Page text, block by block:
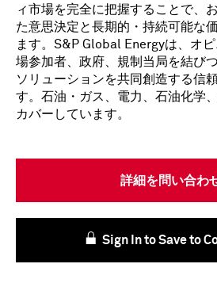
ィ市場を完全に把握することで、
た意思決定と長期的・持続可能な
ます。S&P Global Energyは、オ
場参加者、政府、規制当局を結び
ソリューションを共同創造する信
す。石油・ガス、電力、石油化学
カバーしています。
詳細を問い合わ
Sign In to Save to